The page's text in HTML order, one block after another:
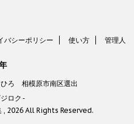
バシーポリシー 使い方 管理人
ろ 相模原市南区選出
ロク-
2026 All Rights Reserved.